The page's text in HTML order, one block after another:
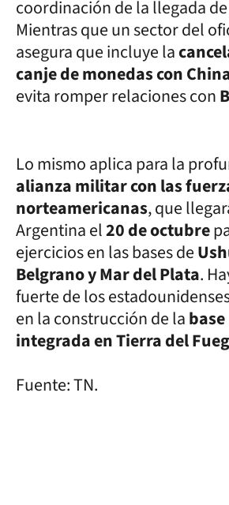
coordinación de la llegada
Mientras que un sector del
asegura que incluye la
canje de monedas con
evita romper relaciones con
Lo mismo aplica para la
alianza militar con las
norteamericanas, que
Argentina el20 de octubre
ejercicios en las bases de
Belgrano y Mar del Plata.
fuerte de los
en la construcción de la
integrada en Tierra del
Fuente: TN.